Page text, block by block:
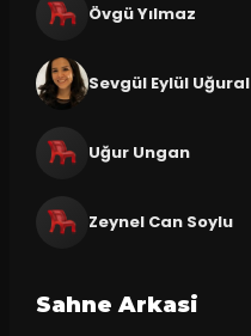
Övgü Yılmaz
Sevgül Eylül Uğural
Uğur Ungan
Zeynel Can Soylu
Sahne Arkasi